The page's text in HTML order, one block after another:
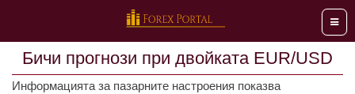
Меню
Бичи прогнози при двойката EUR/USD
Информацията за пазарните настроения показва